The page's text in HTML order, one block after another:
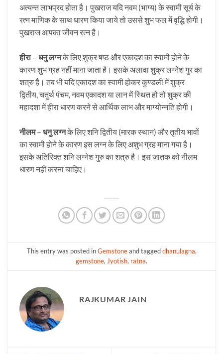
अत्यन्त लाभप्रद होता है। पुखराज यदि नवम (भाग्य) के स्वामी सूर्य के
रत्न माणिक के साथ धारण किया जाये तो उससे शुभ फल में वृद्धि होगी।
पुखराज आपका जीवन रत्न है।
हीरा– धनु लग्नके लिए शुक्र षप्ठ और एकादश का स्वामी होने के
कारण शुभ ग्रह नहीं माना जाता है। इसके अलावा शुक्र लग्नेश गुर का
शत्रु है। तब भी यदि एकादश का स्वामी होकर कुण्डली में शुक्र
द्वितीय, चतुर्थ पंचम, नवम एकादश या लान में स्थित हो तो शुक्र की
महादशा में हीरा धारण करने से आर्थिक लाभ और माग्योन्नति होगी।
नीलम– धनु लग्नके लिए शनि द्वितीय (मारक स्थान) और तृतीय भावों
का स्वामी होने के कारण इस लग्न के लिए अशुभ ग्रह माना गया है।
इसके अतिरिक्त शनि लग्नेश गुरु का शत्रु है। इस जातक को नीलम
धारण नहीं करना चाहिए।
This entry was posted inGemstoneand taggeddhanulagna,
gemstone, Jyotish, ratna.
RAJKUMAR JAIN